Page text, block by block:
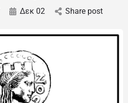
Δεκ 02 Share post